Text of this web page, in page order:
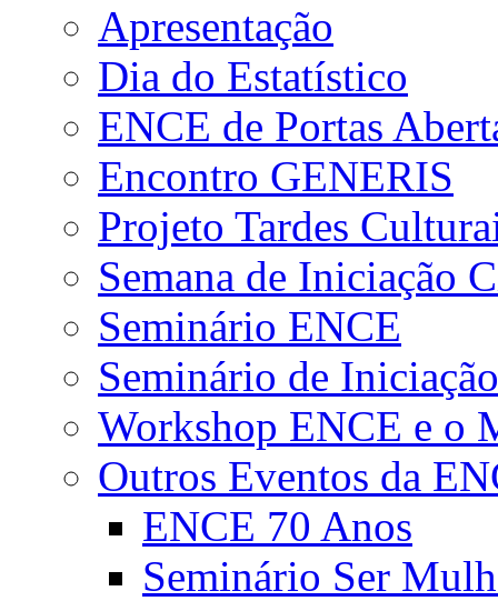
Apresentação
Dia do Estatístico
ENCE de Portas
Encontro GENERIS
Projeto Tardes
Semana de Iniciação
Seminário ENCE
Seminário de
Workshop ENCE e o
Outros Eventos da
ENCE 70 Anos
Seminário Ser